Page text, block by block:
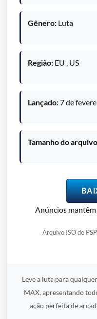
Gênero: Luta
Região: EU , US
Lançado:7 de
Tamanho do
Anúncios
Arquivo ISO de
Leve a luta para
MAX, apresentando
ação perfeita de